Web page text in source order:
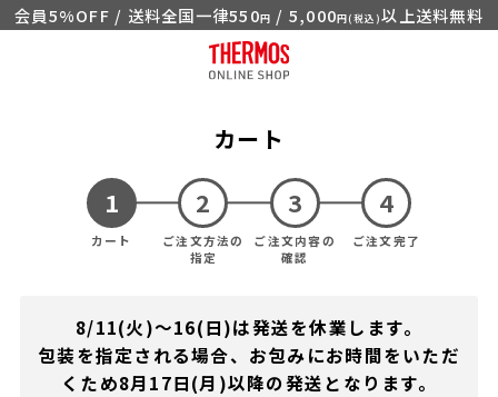
会員5%OFF / 送料全国一律550円 / 5,000円(税込)以上送料無料
カート
カート
ご注文方法の
指定
ご注文内容の
確認
ご注文完了
8/11(火)～16(日)は発送を休業します。
包装を指定される場合、お包みにお時間をいただ
くため8月17日(月)以降の発送となります。